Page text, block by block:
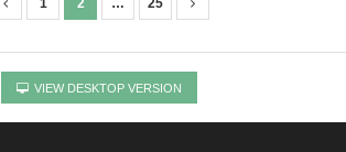
1 2 … 25
VIEW DESKTOP VERSION